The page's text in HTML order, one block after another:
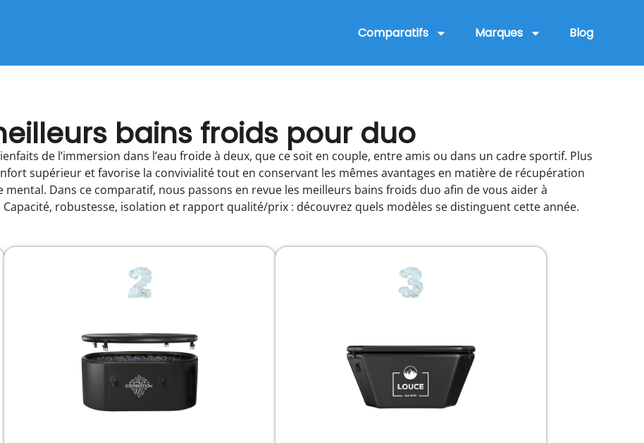
Comparatifs Marques Blog
bains froids pour duo
de l’immersion dans l’eau froide à deux, que ce soit en couple, entre amis ou dans un cadre sportif. Plus
supérieur et favorise la convivialité tout en conservant les mêmes avantages en matière de récupération
Dans ce comparatif, nous passons en revue les meilleurs bains froids duo afin de vous aider à
robustesse, isolation et rapport qualité/prix : découvrez quels modèles se distinguent cette année.